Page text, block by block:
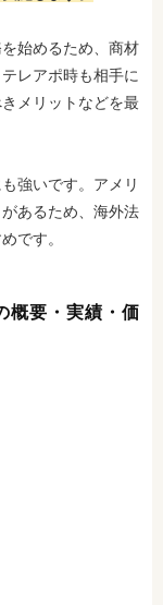
始めるため、商材
レアポ時も相手に
メリットなどを最
強いです。アメリ
あるため、海外法
です。
概要・実績・価